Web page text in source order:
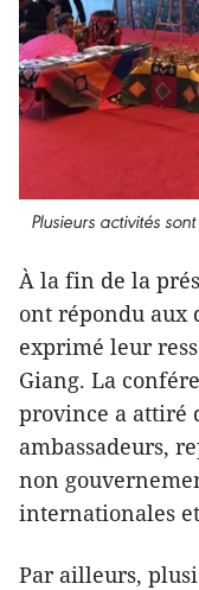
Plusieurs activités
À la fin de la
ont répondu aux
exprimé leur
Giang. La
province a attiré
ambassadeurs,
non
internationales
Par ailleurs,